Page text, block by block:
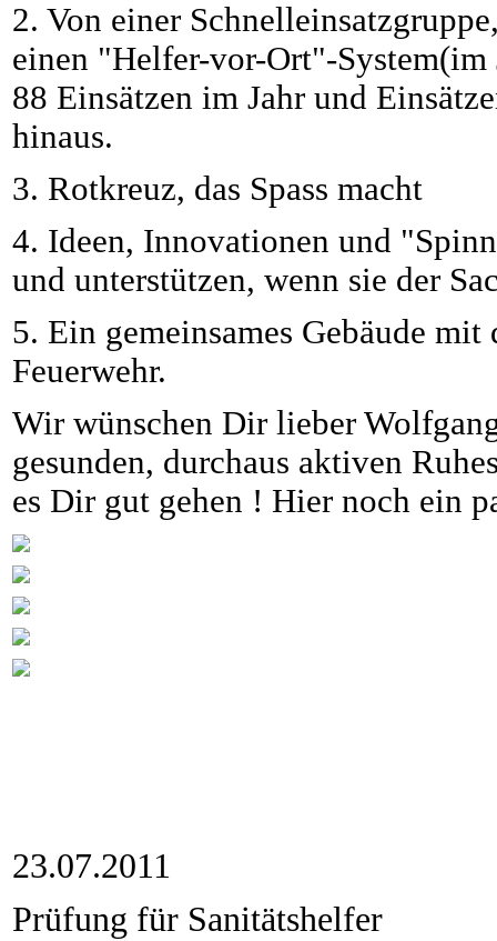
2. Von einer
einen "Helfer-vor-Ort"-
88 Einsätzen im Jahr und
hinaus.
3. Rotkreuz, das Spass macht
4. Ideen, Innovationen und
und unterstützen, wenn sie der
5. Ein gemeinsames Gebäude
Feuerwehr.
Wir wünschen Dir lieber
gesunden, durchaus aktiven
es Dir gut gehen ! Hier noch ein
23.07.2011
Prüfung für Sanitätshelfer